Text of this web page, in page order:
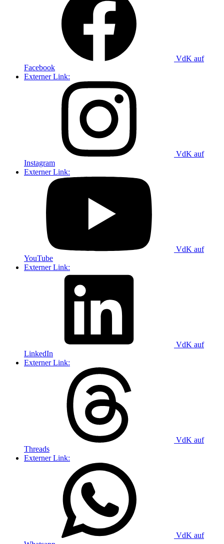
VdK auf
Facebook
Externer Link:
VdK auf
Instagram
Externer Link:
VdK auf
YouTube
Externer Link:
VdK auf
LinkedIn
Externer Link:
VdK auf
Threads
Externer Link:
VdK auf